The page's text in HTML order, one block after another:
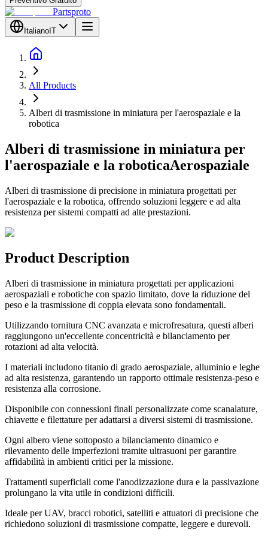
Partsproto
Italiano IT
All Products
Alberi di trasmissione in miniatura per l'aerospaziale e la
robotica
Alberi di trasmissione in miniatura per
l'aerospaziale e la roboticaAerospaziale
Alberi di trasmissione di precisione in miniatura progettati per
l'aerospaziale e la robotica, offrendo soluzioni leggere e ad alta
resistenza per sistemi compatti ad alte prestazioni.
Product Description
Alberi di trasmissione in miniatura progettati per applicazioni
aerospaziali e robotiche con spazio limitato, dove la riduzione del
peso e la trasmissione di coppia elevata sono fondamentali.
Utilizzando tornitura CNC avanzata e microfresatura, questi alberi
raggiungono un'eccellente concentricità e bilanciamento per
rotazioni ad alta velocità.
I materiali includono titanio di grado aerospaziale, alluminio e leghe
ad alta resistenza, garantendo un rapporto ottimale resistenza-peso e
resistenza alla corrosione.
Disponibile con connessioni finali personalizzate come scanalature,
chiavette e filettature per adattarsi a diversi sistemi di trasmissione.
Ogni albero viene sottoposto a bilanciamento dinamico e
rilevamento delle imperfezioni tramite ultrasuoni per garantire
affidabilità in ambienti critici per la missione.
Trattamenti superficiali come l'anodizzazione dura e la passivazione
prolungano la vita utile in condizioni difficili.
Ideale per UAV, bracci robotici, satelliti e attuatori di precisione che
richiedono soluzioni di trasmissione compatte, leggere e durevoli.